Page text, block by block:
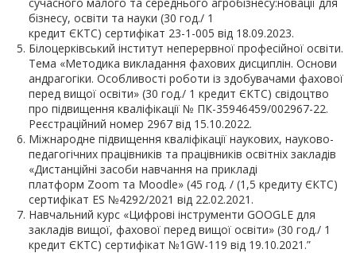
бізнесу, освіти та науки (30 год./ 1
кредит ЄКТС) сертифікат 23-1-005 від 18.09.2023.
Білоцерківський інститут неперервної професійної освіти.
Тема «Методика викладання фахових дисциплін. Основи
андрагогіки. Особливості роботи із здобувачами фахової
перед вищої освіти» (30 год./ 1 кредит ЄКТС) свідоцтво
про підвищення кваліфікації № ПК-35946459/002967-22.
Реєстраційний номер 2967 від 15.10.2022.
Міжнародне підвищення кваліфікації наукових, науково-
педагогічних працівників та працівників освітніх закладів
«Дистанційні засоби навчання на прикладі
платформ Zoom та Moodle» (45 год. / (1,5 кредиту ЄКТС)
сертифікат ES №4292/2021 від 22.02.2021.
Навчальний курс «Цифрові інструменти GOOGLE для
закладів вищої, фахової перед вищої освіти» (30 год./ 1
кредит ЄКТС) сертифікат №1GW-119 від 19.10.2021.”